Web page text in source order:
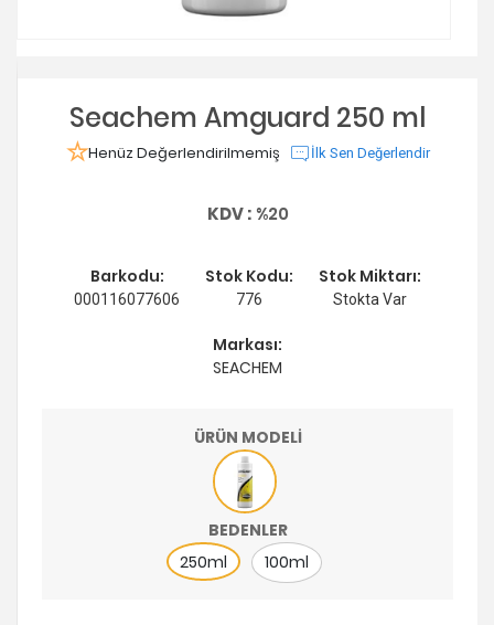
Seachem Amguard 250 ml
Henüz Değerlendirilmemiş İlk Sen Değerlendir
KDV : %20
Barkodu:
000116077606
Stok Kodu:
776
Stok Miktarı:
Stokta Var
Markası:
SEACHEM
ÜRÜN MODELİ
BEDENLER
250ml
100ml